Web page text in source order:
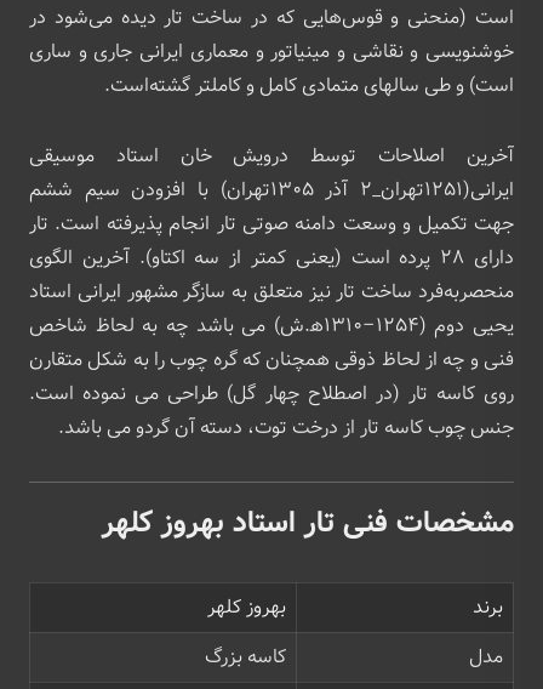
است (منحنی و قوس‌هایی که در ساخت تار دیده می‌شود در
خوشنویسی و نقاشی و مینیاتور و معماری ایرانی جاری و ساری
است) و طی سالهای متمادی کامل و کاملتر گشته‌است.
آخرین اصلاحات توسط درویش خان استاد موسیقی
ایرانی(۱۲۵۱تهران_۲ آذر ۱۳۰۵تهران) با افزودن سیم ششم
جهت تکمیل و وسعت دامنه صوتی تار انجام پذیرفته ‌است. تار
دارای ۲۸ پرده است (یعنی کمتر از سه اکتاو). آخرین الگوی
منحصربه‌فرد ساخت تار نیز متعلق به سازگر مشهور ایرانی استاد
یحیی دوم (۱۲۵۴–۱۳۱۰ه‍.ش) می‌ باشد چه به لحاظ شاخص
فنی و چه از لحاظ ذوقی همچنان که گره چوب را به شکل متقارن
روی کاسه تار (در اصطلاح چهار گل) طراحی می ‌نموده‌ است.
جنس چوب کاسه تار از درخت توت، دسته آن گردو می‌ باشد.
مشخصات فنی تار استاد بهروز کلهر
برند
بهروز کلهر
مدل
کاسه بزرگ